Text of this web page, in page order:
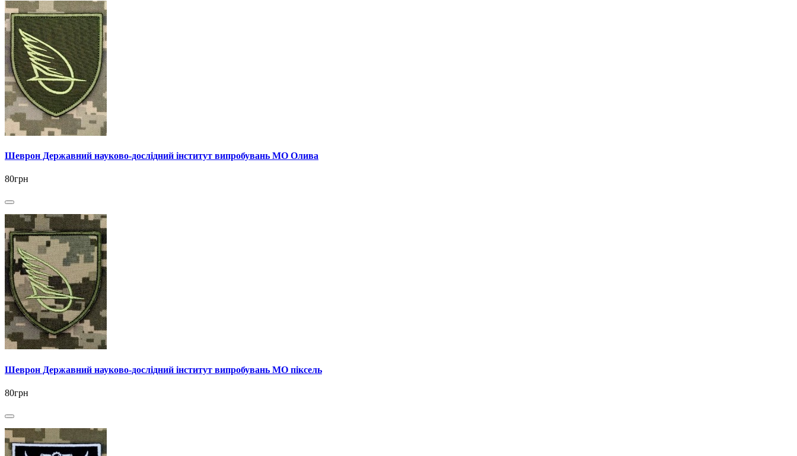
Шеврон Державний науково-дослiдний iнститут випробувань МО Олива
80грн
Шеврон Державний науково-дослiдний iнститут випробувань МО піксель
80грн